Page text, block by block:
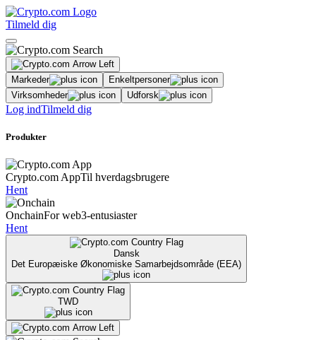
Tilmeld dig
Markeder
Enkeltpersoner
Virksomheder
Udforsk
Log indTilmeld dig
Produkter
Crypto.com AppTil hverdagsbrugere
Hent
OnchainFor web3-entusiaster
Hent
Dansk
Det Europæiske Økonomiske Samarbejdsområde (EEA)
TWD